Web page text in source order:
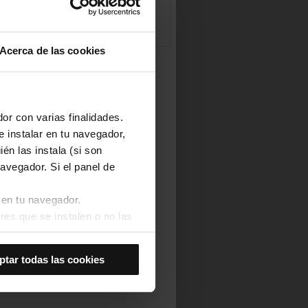
Acerca de las cookies
con varias finalidades.
instalar en tu navegador,
las instala (si son
Si el panel de
tu navegador.
que se instalen o no las
cookies de
todas las cookies